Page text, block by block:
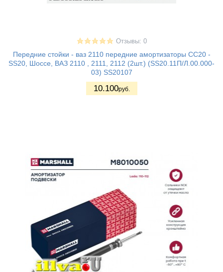
Отзывы: 0
Передние стойки - ваз 2110 передние амортизаторы СС20 -
SS20, Шоссе, ВАЗ 2110 , 2111, 2112 (2шт.) (SS20.11П/Л.00.000-
03) SS20107
10.100руб.